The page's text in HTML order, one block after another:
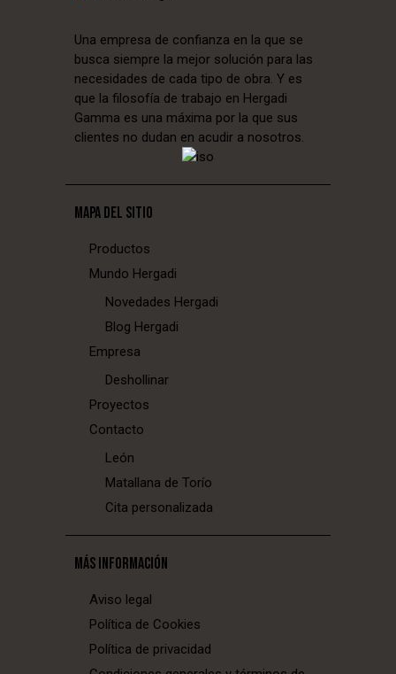
Una empresa de confianza en la que se
busca siempre la mejor solución para las
necesidades de cada tipo de obra. Y es
que la filosofía de trabajo en Hergadi
Gamma es una máxima por la que sus
clientes no dudan en acudir a nosotros.
MAPA DEL SITIO
Productos
Mundo Hergadi
Novedades Hergadi
Blog Hergadi
Empresa
Deshollinar
Proyectos
Contacto
León
Matallana de Torío
Cita personalizada
MÁS INFORMACIÓN
Aviso legal
Política de Cookies
Política de privacidad